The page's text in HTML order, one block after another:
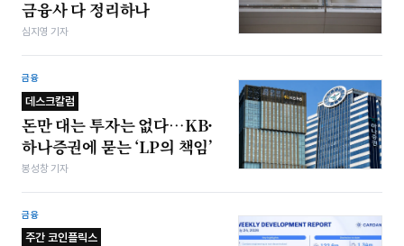
금융사 다 정리하나
심지영 기자
금융
데스크칼럼
돈만 대는 투자는 없다…KB·
하나증권에 묻는 ‘LP의 책임’
봉성창 기자
금융
주간 코인플릭스